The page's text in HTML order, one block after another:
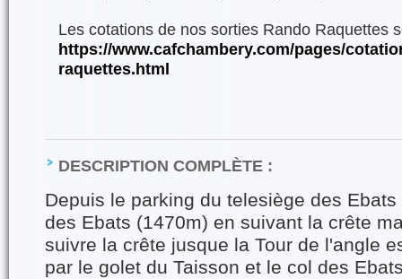
Les cotations de nos sorties Rando Raquettes
https://www.cafchambery.com/pages/
raquettes.html
DESCRIPTION COMPLÈTE :
Depuis le parking du telesiège des
des Ebats (1470m) en suivant la crête
suivre la crête jusque la Tour de l'angle
par le golet du Taisson et le col des